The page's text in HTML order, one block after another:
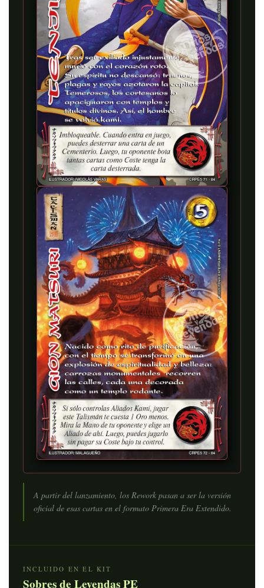
A partir del lanzamiento, los Rework pasan a ser la versión
oficial de esas cartas en el formato Primera Era Extendido.
INCLUIDO EN EL KIT
Sobres de Leyendas PE